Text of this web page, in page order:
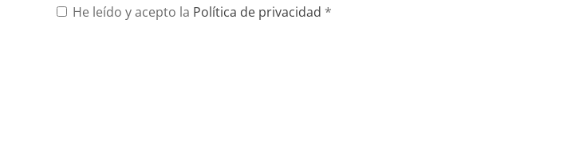
He leído y acepto la Política de privacidad *